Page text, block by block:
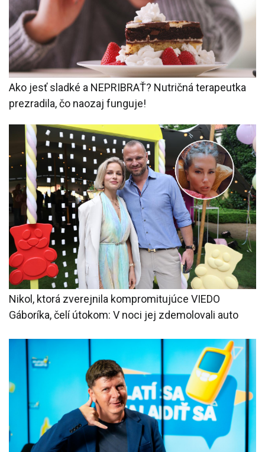
Ako jesť sladké a NEPRIBRAŤ? Nutričná terapeutka
prezradila, čo naozaj funguje!
Nikol, ktorá zverejnila kompromitujúce VIEDO
Gáboríka, čelí útokom: V noci jej zdemolovali auto